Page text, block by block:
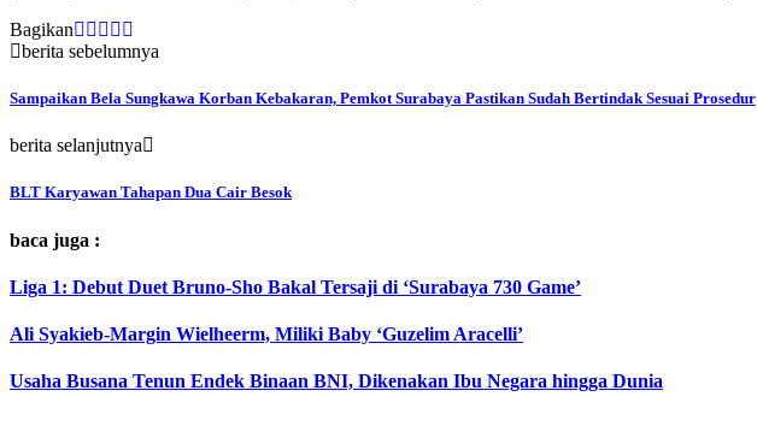
Bagikan
berita sebelumnya
Sampaikan Bela Sungkawa Korban Kebakaran, Pemkot Surabaya Pastikan Sudah Bertindak Sesuai Prosedur
berita selanjutnya
BLT Karyawan Tahapan Dua Cair Besok
baca juga :
Liga 1: Debut Duet Bruno-Sho Bakal Tersaji di ‘Surabaya 730 Game’
Ali Syakieb-Margin Wielheerm, Miliki Baby ‘Guzelim Aracelli’
Usaha Busana Tenun Endek Binaan BNI, Dikenakan Ibu Negara hingga Dunia